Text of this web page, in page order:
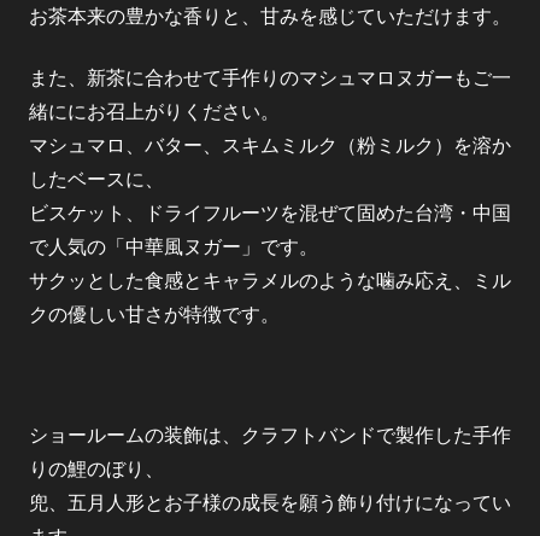
お茶本来の豊かな香りと、甘みを感じていただけます。
また、新茶に合わせて手作りのマシュマロヌガーもご一
緒ににお召上がりください。
マシュマロ、バター、スキムミルク（粉ミルク）を溶か
したベースに、
ビスケット、ドライフルーツを混ぜて固めた台湾・中国
で人気の「中華風ヌガー」です。
サクッとした食感とキャラメルのような噛み応え、ミル
クの優しい甘さが特徴です。
ショールームの装飾は、クラフトバンドで製作した手作
りの鯉のぼり、
兜、 五月人形とお子様の成長を願う飾り付けになってい